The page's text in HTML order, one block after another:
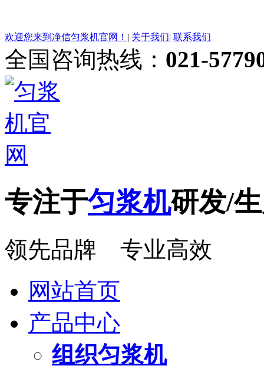
欢迎您来到净信匀浆机官网！ | 关于我们| 联系我们
全国咨询热线： 021-
专注于匀浆机研发/
领先品牌 专业高效
网站首页
产品中心
组织匀浆机